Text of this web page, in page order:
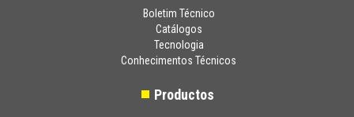
Boletim Técnico
Catálogos
Tecnologia
Conhecimentos Técnicos
Productos